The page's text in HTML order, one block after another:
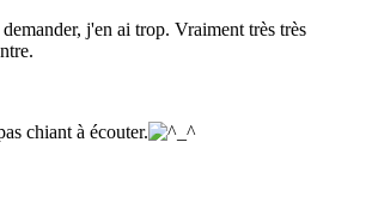
j'en ai trop. Vraiment très très
chiant à écouter.